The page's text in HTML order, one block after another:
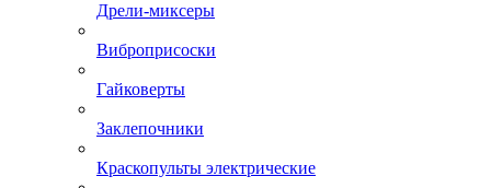
Дрели-миксеры
Виброприсоски
Гайковерты
Заклепочники
Краскопульты электрические